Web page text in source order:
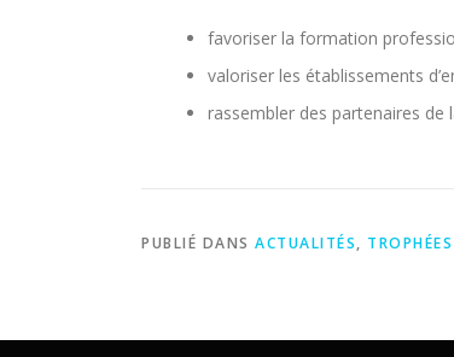
favoriser la formation
valoriser les établissements
rassembler des partenaires de
PUBLIÉ DANS ACTUALITÉS,